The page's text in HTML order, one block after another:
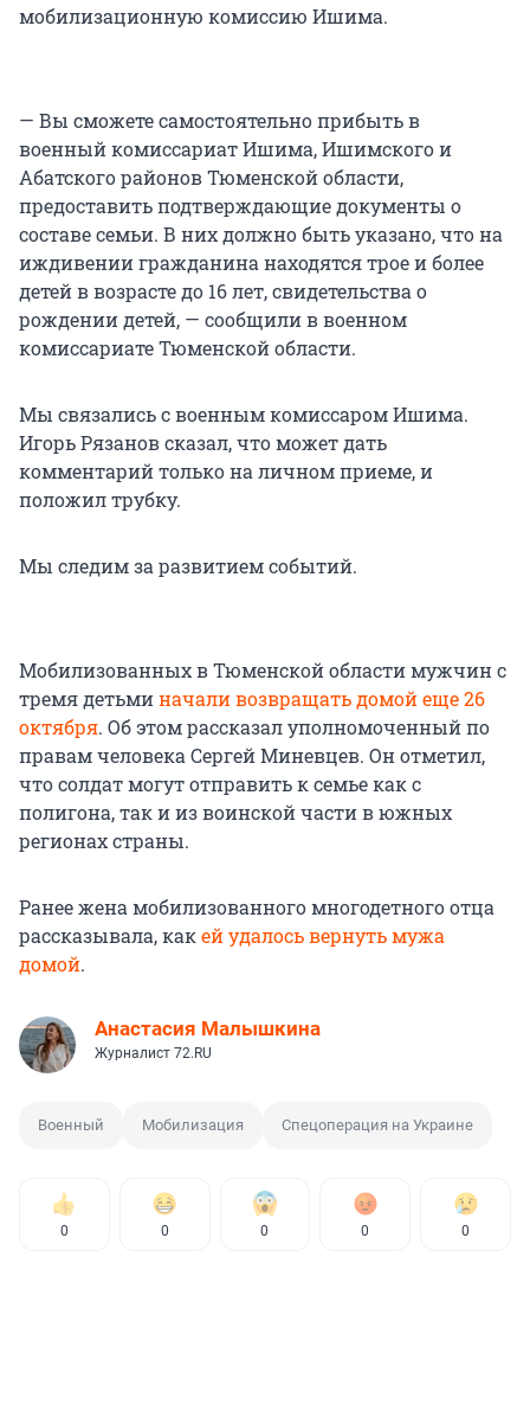
мобилизационную комиссию Ишима.
— Вы сможете самостоятельно прибыть в
военный комиссариат Ишима, Ишимского и
Абатского районов Тюменской области,
предоставить подтверждающие документы о
составе семьи. В них должно быть указано, что на
иждивении гражданина находятся трое и более
детей в возрасте до 16 лет, свидетельства о
рождении детей, — сообщили в военном
комиссариате Тюменской области.
Мы связались с военным комиссаром Ишима.
Игорь Рязанов сказал, что может дать
комментарий только на личном приеме, и
положил трубку.
Мы следим за развитием событий.
Мобилизованных в Тюменской области мужчин с
тремя детьминачали возвращать домой еще 26
октября. Об этом рассказал уполномоченный по
правам человека Сергей Миневцев. Он отметил,
что солдат могут отправить к семье как с
полигона, так и из воинской части в южных
регионах страны.
Ранее жена мобилизованного многодетного отца
рассказывала, какей удалось вернуть мужа
домой.
Анастасия Малышкина
Журналист 72.RU
Военный Мобилизация Спецоперация на Украине
0 0 0 0 0